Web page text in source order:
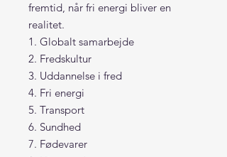
fremtid, når fri energi bliver en
realitet.
1. Globalt samarbejde
2. Fredskultur
3. Uddannelse i fred
4. Fri energi
5. Transport
6. Sundhed
7. Fødevarer